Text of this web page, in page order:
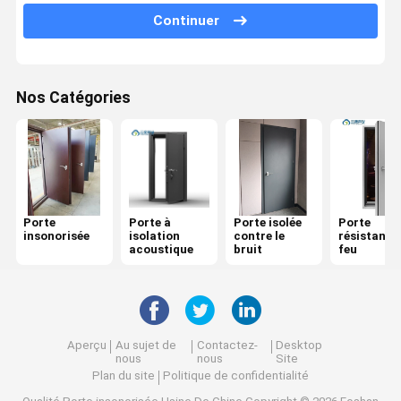
Porte résistante au feu
Partition murale opérationnelle
diviseur de pièce accrochant
Une cabine téléphonique insonorisée
Module de réunion de bureau
Compositeur de bureau
Parement en verre de bureau
Continuer
Nos Catégories
Porte
insonorisée
Porte à
isolation
acoustique
Porte isolée
contre le
bruit
Porte
résistante
feu
Aperçu
Au sujet de
nous
Contactez-
nous
Desktop
Site
Plan du site
Politique de confidentialité